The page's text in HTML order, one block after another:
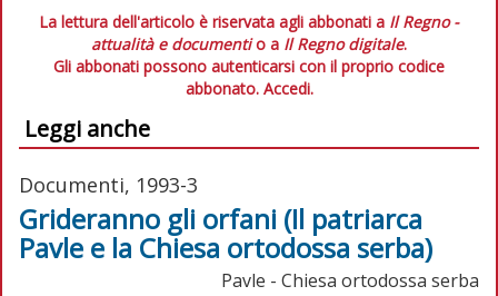
La lettura dell'articolo è riservata agli abbonati a Il Regno -
attualità e documentio a Il Regno digitale.
Gli abbonati possono autenticarsi con il proprio codice
abbonato. Accedi.
Leggi anche
Documenti, 1993-3
Grideranno gli orfani (Il patriarca
Pavle e la Chiesa ortodossa serba)
Pavle - Chiesa ortodossa serba